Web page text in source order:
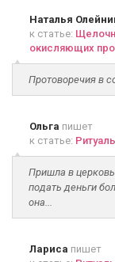
Наталья
к статье:
окисляющих
Протоворечия в
Ольга пишет
к статье:
Пришла в
подать деньги
она...
Лариса пишет